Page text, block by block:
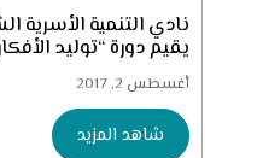
نادي التنمية الأسرية
يقيم دورة “توليد
أغسطس 2, 2017
شاهد المزيد